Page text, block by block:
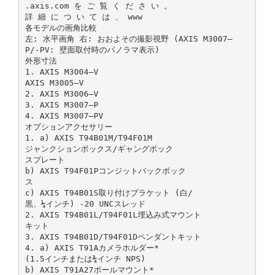
.axis.com を ご 覧 く だ さ い 。
詳 細 に つ い て は 、 www
各モデルの画角比較
左: 水平画角 右: おおよその撮影視野 (AXIS M3007–
P/‑PV: 壁面取付時のパノラマ表示)
外形寸法
1. AXIS M3004–V
AXIS M3005–V
2. AXIS M3006–V
3. AXIS M3007–P
4. AXIS M3007–PV
オプションアクセサリー
1. a) AXIS T94B01M/T94F01M
ジャンクションボックス/ギャングボック
スプレート
b) AXIS T94F01Pコンジットバックボック
ス
c) AXIS T94B01S取り付けブラケット (白/
黒、¼インチ) ‑20 UNCスレッド
2. AXIS T94B01L/T94F01L埋込み式マウント
キット
3. AXIS T94B01D/T94F01Dペンダントキット
4. a) AXIS T91Aカメラホルダー*
(1.5インチまたは¾インチ NPS)
b) AXIS T91A27ポールマウント*